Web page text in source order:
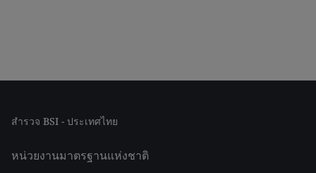
สำรวจ BSI - ประเทศไทย
หน่วยงานมาตรฐานแห่งชาติ